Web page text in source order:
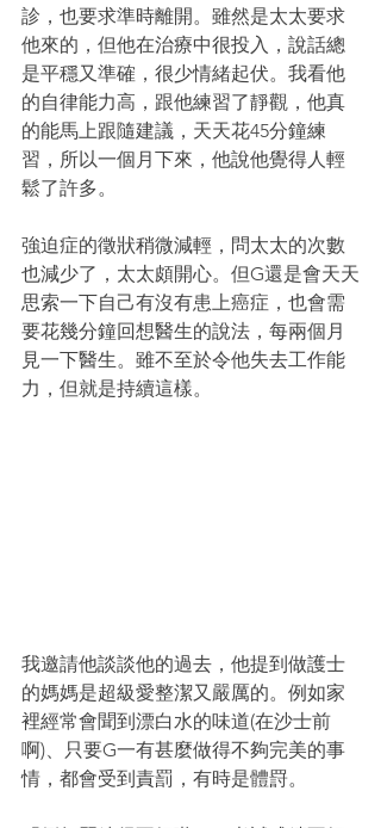
診，也要求準時離開。雖然是太太要求
他來的，但他在治療中很投入，說話總
是平穩又準確，很少情緒起伏。我看他
的自律能力高，跟他練習了靜觀，他真
的能馬上跟隨建議，天天花45分鐘練
習，所以一個月下來，他說他覺得人輕
鬆了許多。
強迫症的徵狀稍微減輕，問太太的次數
也減少了，太太頗開心。但G還是會天天
思索一下自己有沒有患上癌症，也會需
要花幾分鐘回想醫生的說法，每兩個月
見一下醫生。雖不至於令他失去工作能
力，但就是持續這樣。
我邀請他談談他的過去，他提到做護士
的媽媽是超級愛整潔又嚴厲的。例如家
裡經常會聞到漂白水的味道(在沙士前
啊)、只要G一有甚麼做得不夠完美的事
情，都會受到責罰，有時是體罸。